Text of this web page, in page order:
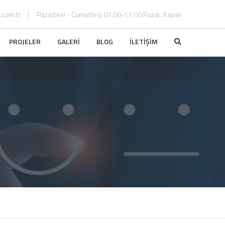
PROJELER GALERİ BLOG İLETİŞİM
Pazartesi - Cumartesi 07.00-17.00 Pazar: Kapalı